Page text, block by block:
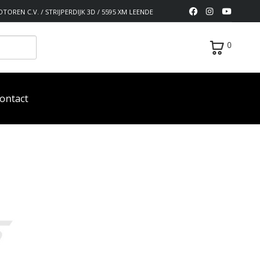
C.V. / STRIJPERDIJK 3D / 5595 XM LEENDE
0